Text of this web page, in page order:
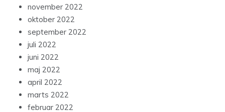
november 2022
oktober 2022
september 2022
juli 2022
juni 2022
maj 2022
april 2022
marts 2022
februar 2022